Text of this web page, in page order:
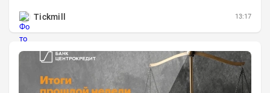
Tickmill
13:17